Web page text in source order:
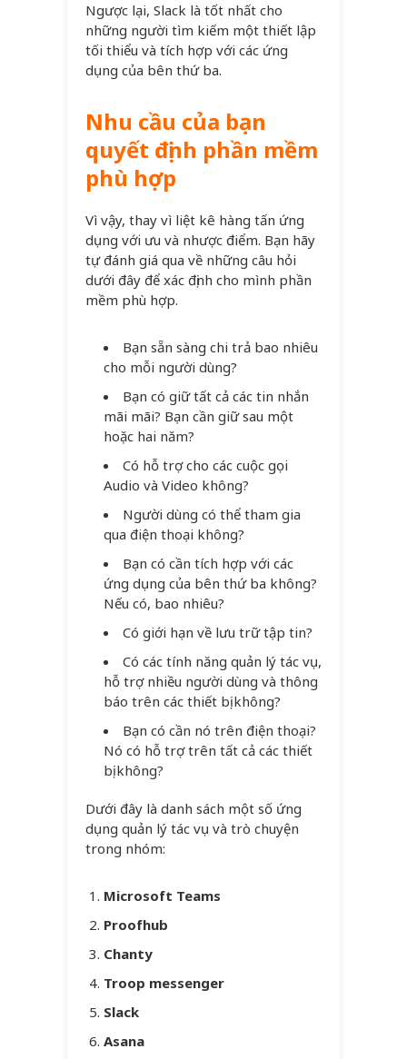
Ngược lại, Slack là tốt nhất cho
những người tìm kiếm một thiết lập
tối thiểu và tích hợp với các ứng
dụng của bên thứ ba.
Nhu cầu của bạn
quyết định phần mềm
phù hợp
Vì vậy, thay vì liệt kê hàng tấn ứng
dụng với ưu và nhược điểm. Bạn hãy
tự đánh giá qua về những câu hỏi
dưới đây để xác định cho mình phần
mềm phù hợp.
Bạn sẵn sàng chi trả bao nhiêu
cho mỗi người dùng?
Bạn có giữ tất cả các tin nhắn
mãi mãi? Bạn cần giữ sau một
hoặc hai năm?
Có hỗ trợ cho các cuộc gọi
Audio và Video không?
Người dùng có thể tham gia
qua điện thoại không?
Bạn có cần tích hợp với các
ứng dụng của bên thứ ba không?
Nếu có, bao nhiêu?
Có giới hạn về lưu trữ tập tin?
Có các tính năng quản lý tác vụ,
hỗ trợ nhiều người dùng và thông
báo trên các thiết bị không?
Bạn có cần nó trên điện thoại?
Nó có hỗ trợ trên tất cả các thiết
bị không?
Dưới đây là danh sách một số ứng
dụng quản lý tác vụ và trò chuyện
trong nhóm:
Microsoft Teams
Proofhub
Chanty
Troop messenger
Slack
Asana